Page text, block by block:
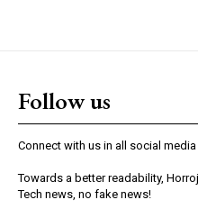
Follow us
Connect with us in all social
Towards a better readability,
Tech news, no fake news!